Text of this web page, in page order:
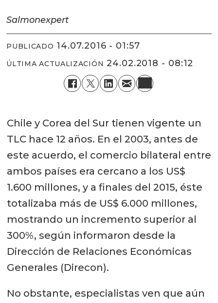
Salmonexpert
PUBLICADO 14.07.2016 - 01:57
ÚLTIMA ACTUALIZACIÓN 24.02.2018 - 08:12
Chile y Corea del Sur tienen vigente un
TLC hace 12 años. En el 2003, antes de
este acuerdo, el comercio bilateral entre
ambos países era cercano a los US$
1.600 millones, y a finales del 2015, éste
totalizaba más de US$ 6.000 millones,
mostrando un incremento superior al
300%, según informaron desde la
Dirección de Relaciones Económicas
Generales (Direcon).
No obstante, especialistas ven que aún